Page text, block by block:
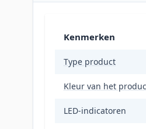
Kenmerken
Type product
Kleur van het
LED-indicatoren